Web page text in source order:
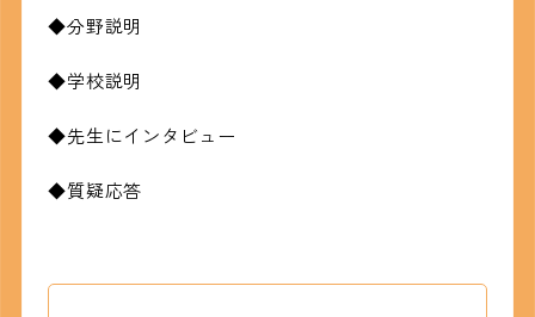
◆分野説明
◆学校説明
◆先生にインタビュー
◆質疑応答